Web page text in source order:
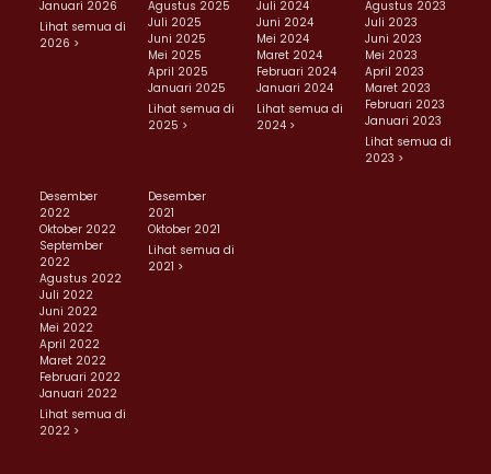
Januari 2026
Lihat semua di
2026 >
Agustus 2025
Juli 2025
Juni 2025
Mei 2025
April 2025
Januari 2025
Lihat semua di
2025 >
Juli 2024
Juni 2024
Mei 2024
Maret 2024
Februari 2024
Januari 2024
Lihat semua di
2024 >
Agustus 2023
Juli 2023
Juni 2023
Mei 2023
April 2023
Maret 2023
Februari 2023
Januari 2023
Lihat semua di
2023 >
Desember
2022
Oktober 2022
September
2022
Agustus 2022
Juli 2022
Juni 2022
Mei 2022
April 2022
Maret 2022
Februari 2022
Januari 2022
Lihat semua di
2022 >
Desember
2021
Oktober 2021
Lihat semua di
2021 >